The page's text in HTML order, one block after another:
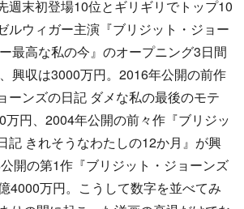
週末初登場10位とギリギリでトップ10
ルウィガー主演『ブリジット・ジョー
最高な私の今』のオープニング3日間
興収は3000万円。2016年公開の前作
ーンズの日記 ダメな私の最後のモテ
万円、2004年公開の前々作『ブリジッ
記 きれそうなわたしの12か月』が興
開の第1作『ブリジット・ジョーンズ
4000万円。こうして数字を並べてみ